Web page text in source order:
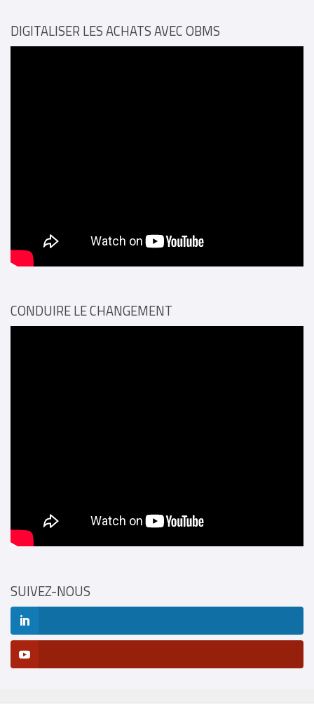
DIGITALISER LES ACHATS AVEC OBMS
CONDUIRE LE CHANGEMENT
SUIVEZ-NOUS